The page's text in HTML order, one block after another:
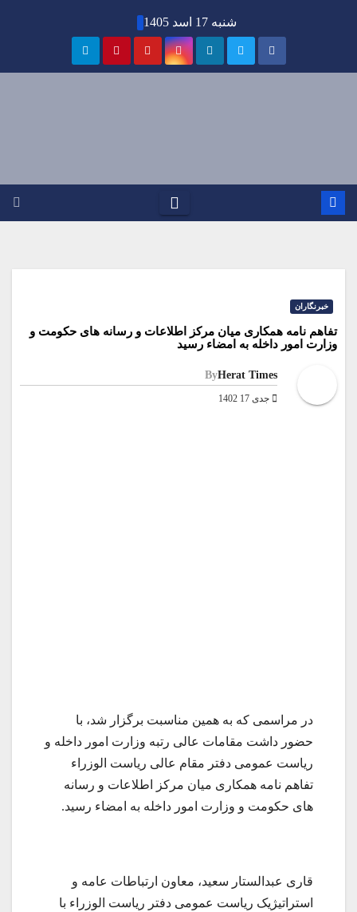
شنبه 17 اسد 1405
خبرنگاران
تفاهم نامه همکاری میان مرکز اطلاعات و رسانه های حکومت و
وزارت امور داخله به امضاء رسید
ByHerat Times
جدی 17 1402
در مراسمی که به همین مناسبت برگزار شد، با
حضور داشت مقامات عالی رتبه وزارت امور داخله و
ریاست عمومی دفتر مقام عالی ریاست الوزراء
تفاهم نامه همکاری میان مرکز اطلاعات و رسانه
های حکومت و وزارت امور داخله به امضاء رسید.
قاری عبدالستار سعید، معاون ارتباطات عامه و
استراتیژیک ریاست عمومی دفتر ریاست الوزراء با